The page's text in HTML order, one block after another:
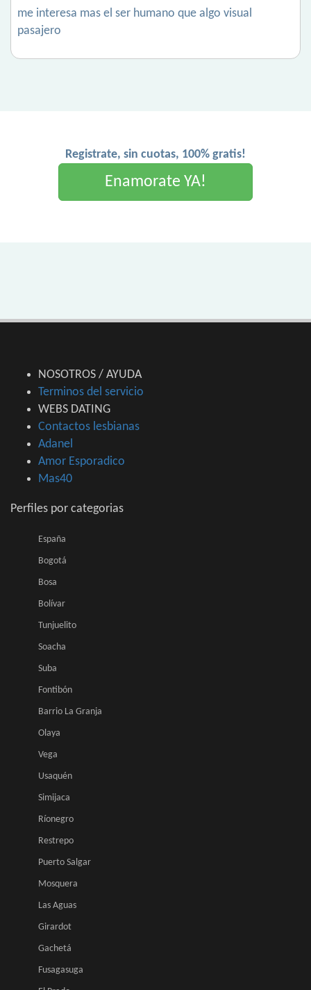
me interesa mas el ser humano que algo visual
pasajero
Registrate, sin cuotas, 100% gratis!
Enamorate YA!
NOSOTROS / AYUDA
Terminos del servicio
WEBS DATING
Contactos lesbianas
Adanel
Amor Esporadico
Mas40
Perfiles por categorias
España
Bogotá
Bosa
Bolívar
Tunjuelito
Soacha
Suba
Fontibón
Barrio La Granja
Olaya
Vega
Usaquén
Simijaca
Ríonegro
Restrepo
Puerto Salgar
Mosquera
Las Aguas
Girardot
Gachetá
Fusagasuga